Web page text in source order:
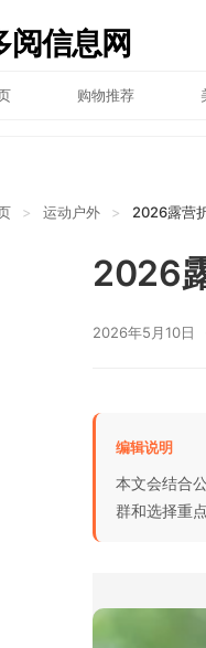
阅信息网
购物推荐
> 运动户外 > 2026露营
2026
2026年5月10日
编辑说明
本文会结合
群和选择重点